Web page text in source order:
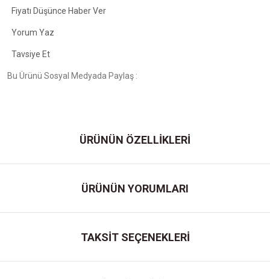
Fiyatı Düşünce Haber Ver
Yorum Yaz
Tavsiye Et
Bu Ürünü Sosyal Medyada Paylaş :
ÜRÜNÜN ÖZELLİKLERİ
ÜRÜNÜN YORUMLARI
TAKSİT SEÇENEKLERİ